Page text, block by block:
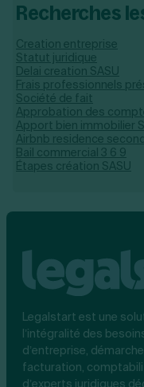
Recherches
Creation entreprise
Statut juridique
Delai creation SASU
Frais professionnels
Société de fait
Approbation des
Apport bien immobilier
Airbnb residence
Bail commercial 3 6 9
Étapes création SASU
Legalstart est une
l’intégralité des
d’entreprise,
facturation,
d’experts juridiques